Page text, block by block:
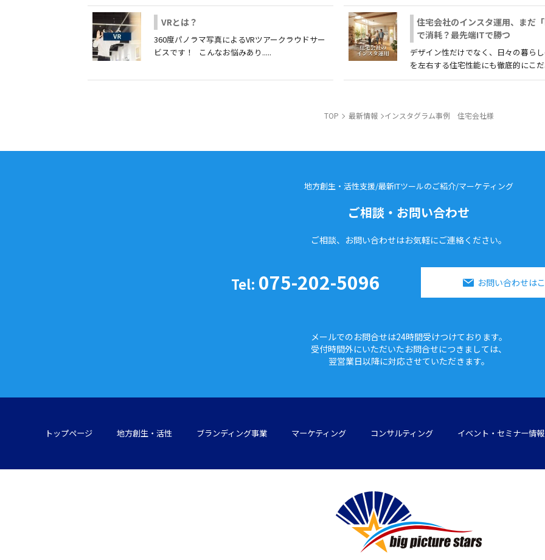
VRとは？
360度パノラマ写真によるVRツアークラウドサー
ビスです！ こんなお悩みあり.....
住宅会社のインスタ運用、まだ「
で消耗？最先端ITで勝つ
デザイン性だけでなく、日々の暮ら
を左右する住宅性能にも徹底的にこだ
TOP 最新情報 インスタグラム事例 住宅会社様
地方創生・活性支援/最新ITツールのご紹介/マーケティング
ご相談・お問い合わせ
ご相談、お問い合わせはお気軽にご連絡ください。
Tel: 075-202-5096 お問い合わせは
メールでのお問合せは24時間受けつけております。
受付時間外にいただいたお問合せにつきましては、
翌営業日以降に対応させていただきます。
トップページ 地方創生・活性 ブランディング事業 マーケティング コンサルティング イベント・セミナー情報